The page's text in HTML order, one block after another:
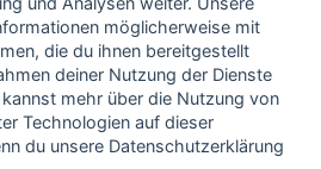
der fitnessmarkt.de services GmbH
dass ich das 16. Lebensjahr
diese Einwilligung jederzeit mit
widerrufen. Weitere Informationen
.
möglicherweise mit
die du ihnen bereitgestellt
deiner Nutzung der Dienste
mehr über die Nutzung von
Technologien auf dieser
du unsere Datenschutzerklärung